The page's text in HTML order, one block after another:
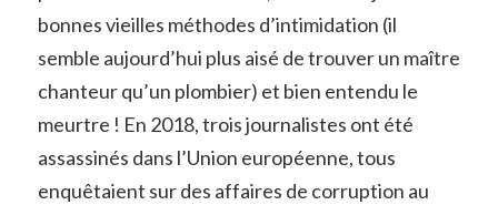
bonnes vieilles méthodes d’intimidation (il
semble aujourd’hui plus aisé de trouver un maître
chanteur qu’un plombier) et bien entendu le
meurtre ! En 2018, trois journalistes ont été
assassinés dans l’Union européenne, tous
enquêtaient sur des affaires de corruption au